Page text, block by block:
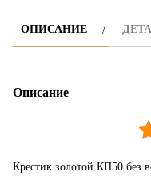
ОПИСАНИЕ
Описание
Крестик золотой КП50 без